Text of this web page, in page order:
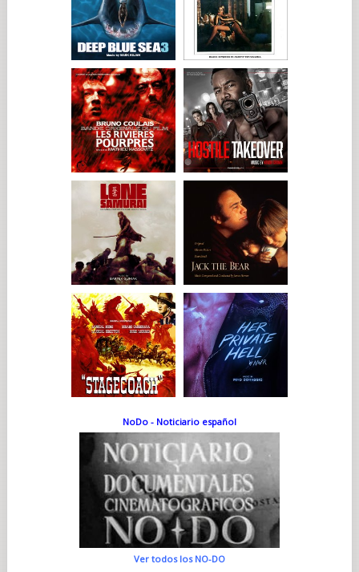
NoDo - Noticiario español
Ver todos los NO-DO